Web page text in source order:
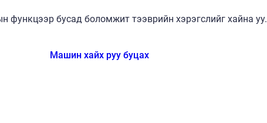
функцээр бусад боломжит тээврийн хэрэгслийг хайна уу.
Машин хайх руу буцах